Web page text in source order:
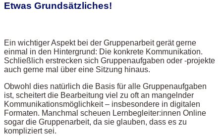
Etwas Grundsätzliches!
Ein wichtiger Aspekt bei der Gruppenarbeit gerät gerne
einmal in den Hintergrund: Die konkrete Kommunikation.
Schließlich erstrecken sich Gruppenaufgaben oder -projekte
auch gerne mal über eine Sitzung hinaus.
Obwohl dies natürlich die Basis für alle Gruppenaufgaben
ist, scheitert die Bearbeitung viel zu oft an mangelnder
Kommunikationsmöglichkeit – insbesondere in digitalen
Formaten. Manchmal scheuen Lernbegleiter:innen Online
sogar die Gruppenarbeit, da sie glauben, dass es zu
kompliziert sei.